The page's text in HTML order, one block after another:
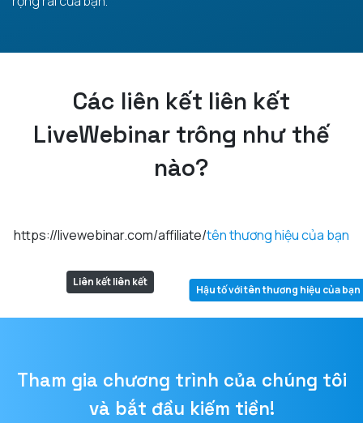
Các liên kết liên kết
LiveWebinar trông như thế
nào?
https://livewebinar.com/affiliate/
Liên kết liên kết
tên thương hiệu của bạn
Hậu tố với tên thương hiệu của bạn
Tham gia chương trình của chúng tôi
và bắt đầu kiếm tiền!